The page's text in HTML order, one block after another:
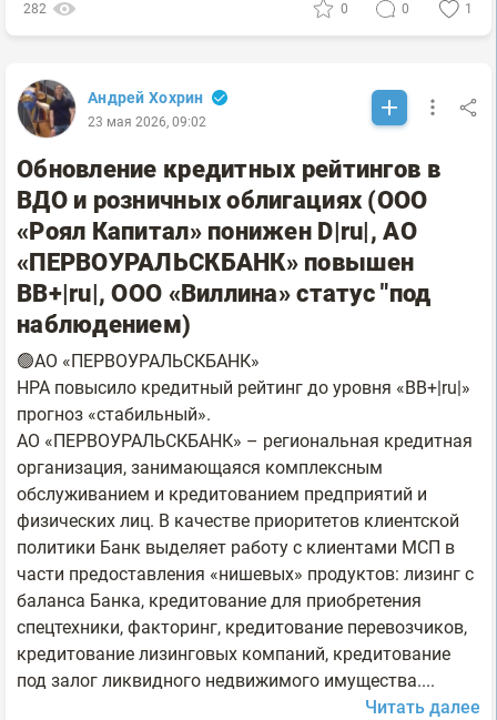
282 0 0 1
Андрей Хохрин
23 мая 2026, 09:02
Обновление кредитных рейтингов в
ВДО и розничных облигациях (ООО
«Роял Капитал» понижен D|ru|, АО
«ПЕРВОУРАЛЬСКБАНК» повышен
BB+|ru|, ООО «Виллина» статус "под
наблюдением)
🟢АО «ПЕРВОУРАЛЬСКБАНК»
НРА повысило кредитный рейтинг до уровня «BB+|ru|»
прогноз «стабильный».
АО «ПЕРВОУРАЛЬСКБАНК» – региональная кредитная
организация, занимающаяся комплексным
обслуживанием и кредитованием предприятий и
физических лиц. В качестве приоритетов клиентской
политики Банк выделяет работу с клиентами МСП в
части предоставления «нишевых» продуктов: лизинг с
баланса Банка, кредитование для приобретения
спецтехники, факторинг, кредитование перевозчиков,
кредитование лизинговых компаний, кредитование
под залог ликвидного недвижимого имущества....
Читать далее